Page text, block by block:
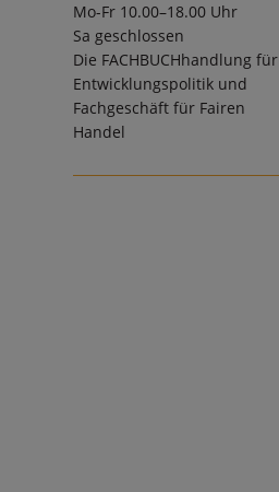
Mo-Fr 10.00–18.00 Uhr
Sa geschlossen
Die FACHBUCHhandlung für
Entwicklungspolitik und
Fachgeschäft für Fairen
Handel